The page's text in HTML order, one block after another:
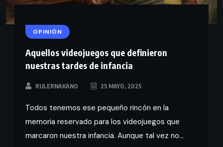
OPINIÓN
Aquellos videojuegos que definieron
nuestras tardes de infancia
RULERNAKANO 25 MAYO, 2025
Todos tenemos ese pequeño rincón en la
memoria reservado para los videojuegos que
marcaron nuestra infancia. Aunque tal vez no...